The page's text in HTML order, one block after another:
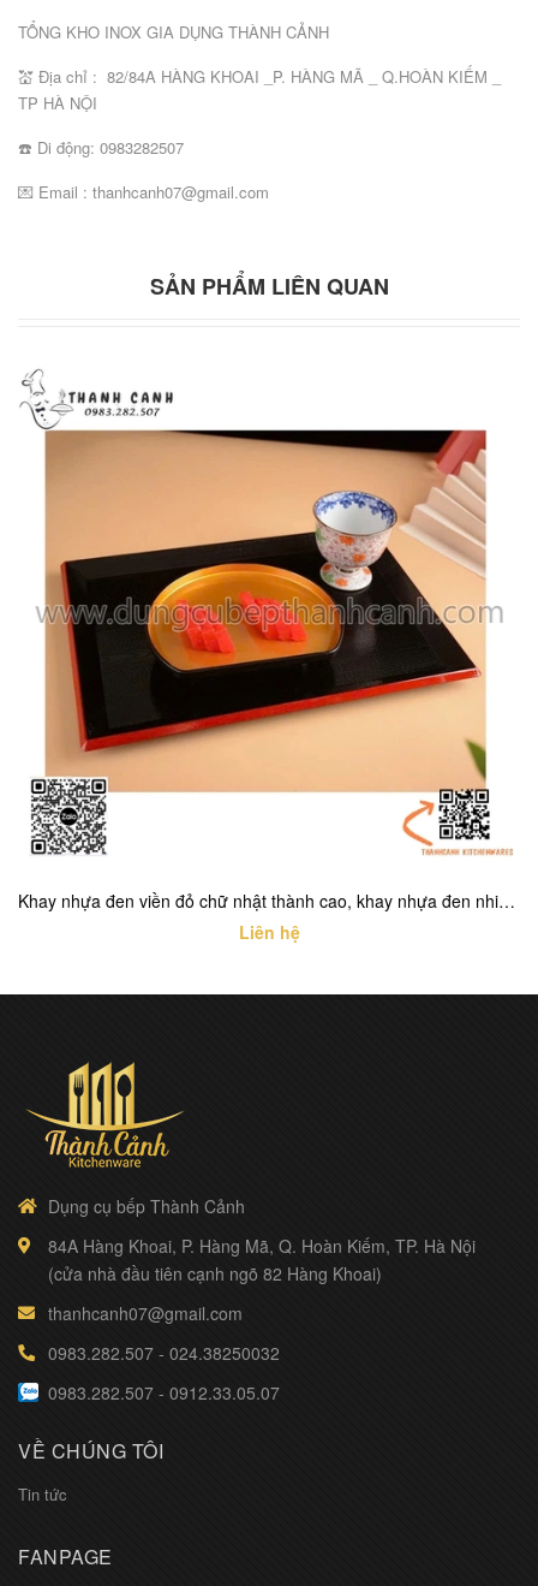
TỔNG KHO INOX GIA DỤNG THÀNH CẢNH
💒 Địa chỉ : 82/84A HÀNG KHOAI _P. HÀNG MÃ _ Q.HOÀN KIẾM _
TP HÀ NỘI
☎️ Di động: 0983282507
💌 Email : thanhcanh07@gmail.com
SẢN PHẨM LIÊN QUAN
Khay nhựa đen viền đỏ chữ nhật thành cao, khay nhựa đen nhiều kích thước cho buồng phòng khách sạn
Liên hệ
Dụng cụ bếp Thành Cảnh
84A Hàng Khoai, P. Hàng Mã, Q. Hoàn Kiếm, TP. Hà Nội
(cửa nhà đầu tiên cạnh ngõ 82 Hàng Khoai)
thanhcanh07@gmail.com
0983.282.507 - 024.38250032
0983.282.507 - 0912.33.05.07
VỀ CHÚNG TÔI
Tin tức
FANPAGE